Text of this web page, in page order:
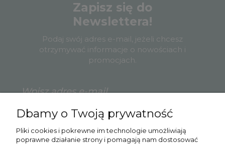
Zapisz się do
Newslettera!
Podaj swój adres e-mail, jeżeli chcesz
otrzymywać informacje o nowościach i
promocjach.
Zapisz się
Dbamy o Twoją prywatność
Pliki cookies i pokrewne im technologie umożliwiają
poprawne działanie strony i pomagają nam dostosować